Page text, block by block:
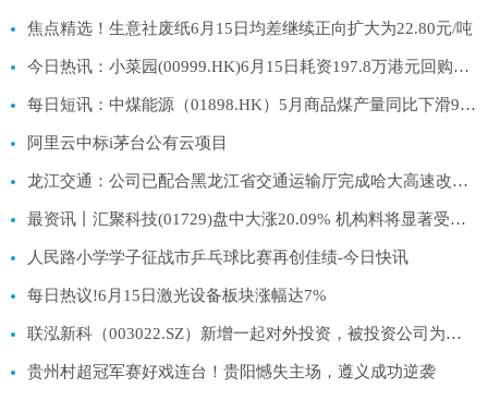
焦点精选！生意社废纸6月15日均差继续正向扩大为22.80元/吨
今日热讯：小菜园(00999.HK)6月15日耗资197.8万港元回购29.2万股
每日短讯：中煤能源（01898.HK）5月商品煤产量同比下滑9.2%至1,081万吨
阿里云中标i茅台公有云项目
龙江交通：公司已配合黑龙江省交通运输厅完成哈大高速改扩建项目纳入交通运输部“十五五”建设规划上报工作|每日讯息
最资讯丨汇聚科技(01729)盘中大涨20.09% 机构料将显著受益于中美两国AI投资浪潮
人民路小学学子征战市乒乓球比赛再创佳绩-今日快讯
每日热议!6月15日激光设备板块涨幅达7%
联泓新科（003022.SZ）新增一起对外投资，被投资公司为联泓嘉元（枣庄）管理服务有限公司-速递
贵州村超冠军赛好戏连台！贵阳憾失主场，遵义成功逆袭